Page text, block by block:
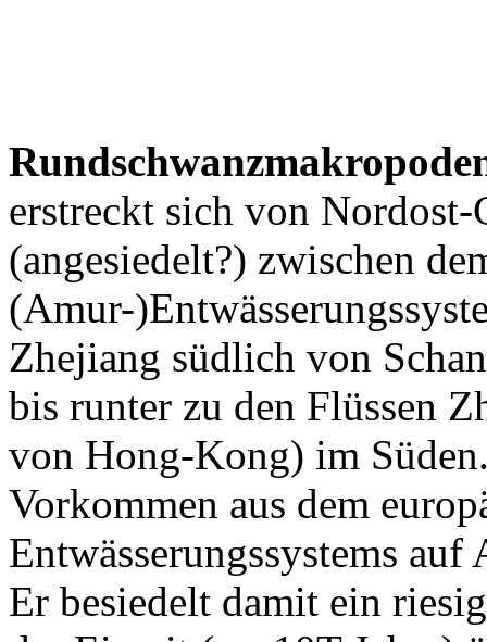
erstreckt sich von
(angesiedelt?) zwischen
(Amur-
Zhejiang südlich von
bis runter zu den Flüssen
von Hong-Kong) im
Vorkommen aus dem
Entwässerungssystems auf
Er besiedelt damit ein